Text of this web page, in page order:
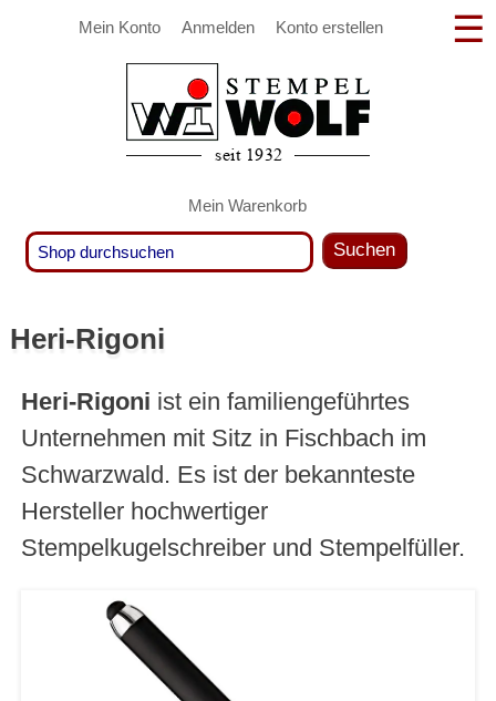
Mein Konto Anmelden Konto erstellen
Mein Warenkorb
Suchen
Heri-Rigoni
Heri-Rigoni ist ein familiengeführtes
Unternehmen mit Sitz in Fischbach im
Schwarzwald. Es ist der bekannteste
Hersteller hochwertiger
Stempelkugelschreiber und Stempelfüller.